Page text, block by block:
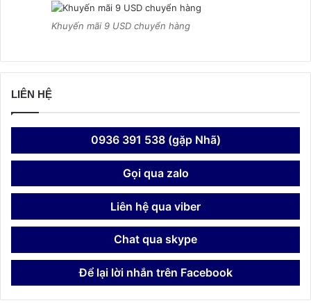
Khuyến mãi 9 USD chuyển hàng
LIÊN HỆ
0936 391 538 (gặp Nhã)
Gọi qua zalo
Liên hệ qua viber
Chat qua skype
Để lại lời nhắn trên Facebook